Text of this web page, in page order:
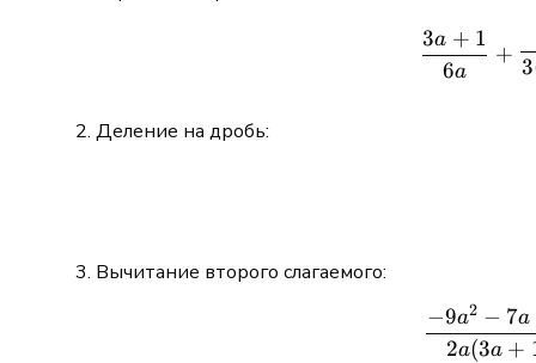
6a
3a + 1
+ 3
Деление на дробь:
Вычитание второго слагаемого:
2a(3a +
−9a2 − 7a